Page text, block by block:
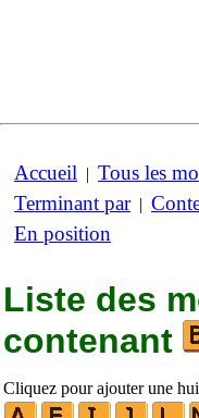
Accueil | Tous les
Terminant par|
En position
Liste des
contenant
Cliquez pour ajouter une